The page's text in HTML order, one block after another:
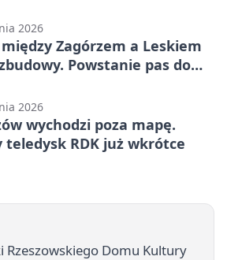
2026
między Zagórzem a Leskiem
Powstanie pas do
2026
wychodzi poza mapę.
teledysk RDK już wkrótce
Domu Kultury